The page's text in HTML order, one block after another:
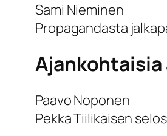
Sami Nieminen
Propagandasta
Paavo Noponen
Pekka Tiilikaisen